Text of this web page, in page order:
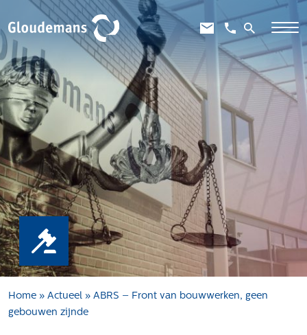
Expertises
Gebiedsontwikkeling
Gebiedseconomie
Grondstrategie en -verwerving
Taxaties overheid
Taxaties zakelijk
Schadevergoedingsrecht
Rentmeesterij
Transities
Projecten
Home » Actueel » ABRS – Front van bouwwerken, geen
gebouwen zijnde